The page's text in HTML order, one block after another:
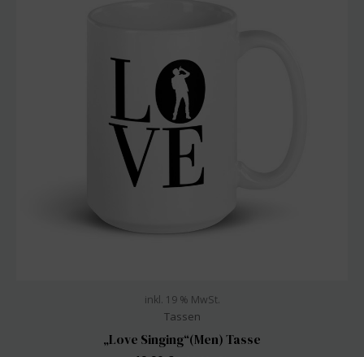
inkl. 19 % MwSt.
Tassen
„Love Singing“(Men) Tasse